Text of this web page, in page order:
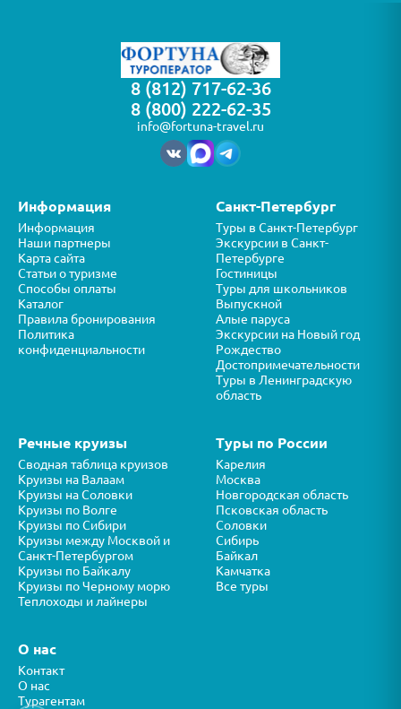
8 (812) 717-62-36
8 (800) 222-62-35
info@fortuna-travel.ru
Информация
Информация
Наши партнеры
Карта сайта
Статьи о туризме
Способы оплаты
Каталог
Правила бронирования
Политика
конфиденциальности
Санкт-Петербург
Туры в Санкт-Петербург
Экскурсии в Санкт-
Петербурге
Гостиницы
Туры для школьников
Выпускной
Алые паруса
Экскурсии на Новый год
Рождество
Достопримечательности
Туры в Ленинградскую
область
Речные круизы
Сводная таблица круизов
Круизы на Валаам
Круизы на Соловки
Круизы по Волге
Круизы по Сибири
Круизы между Москвой и
Санкт-Петербургом
Круизы по Байкалу
Круизы по Черному морю
Теплоходы и лайнеры
Туры по России
Карелия
Москва
Новгородская область
Псковская область
Соловки
Сибирь
Байкал
Камчатка
Все туры
О нас
Контакт
О нас
Турагентам